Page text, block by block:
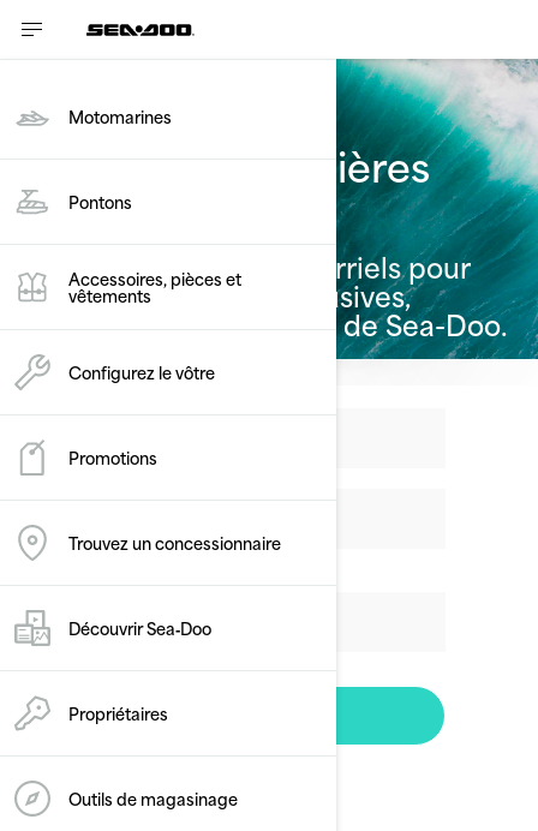
Motomarines
Pontons
Accessoires, pièces et
vêtements
Configurez le vôtre
Promotions
Trouvez un concessionnaire
Découvrir Sea‑Doo
Propriétaires
Outils de magasinage
Recevez les dernières
nouvelles
Inscrivez-vous à nos courriels pour
recevoir des offres exclusives,
promotions et nouvelles de Sea-Doo.